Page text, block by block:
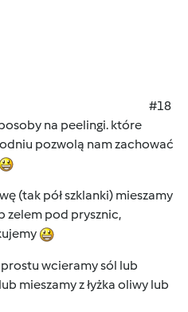
#18
na peelingi. które
pozwolą nam zachować
(tak pół szklanki) mieszamy
zelem pod prysznic,
wcieramy sól lub
mieszamy z łyżka oliwy lub